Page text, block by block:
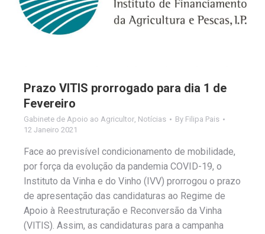
Prazo VITIS prorrogado para dia 1 de
Fevereiro
Gabinete de Apoio ao Agricultor, Notícias By Filipa Pais
12 Janeiro 2021
Face ao previsível condicionamento de mobilidade,
por força da evolução da pandemia COVID-19, o
Instituto da Vinha e do Vinho (IVV) prorrogou o prazo
de apresentação das candidaturas ao Regime de
Apoio à Reestruturação e Reconversão da Vinha
(VITIS). Assim, as candidaturas para a campanha